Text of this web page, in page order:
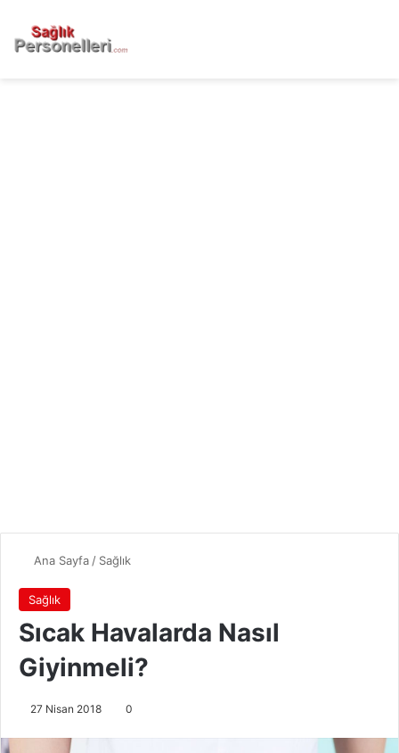
Ana Sayfa / Sağlık
Sağlık
Sıcak Havalarda Nasıl
Giyinmeli?
27 Nisan 2018 0